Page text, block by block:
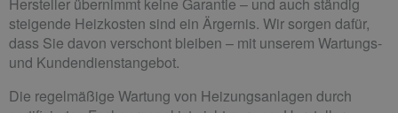
steigende Heizkosten sind ein Ärgernis. Wir sorgen dafür,
dass Sie davon verschont bleiben – mit unserem Wartungs-
und Kundendienstangebot.
Die regelmäßige Wartung von Heizungsanlagen durch